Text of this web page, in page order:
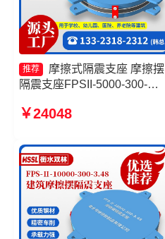
推荐
摩擦式隔震支座 摩擦摆
隔震支座FPSII-5000-300-
摩擦摆隔震支座FPSII-9000-
￥24048